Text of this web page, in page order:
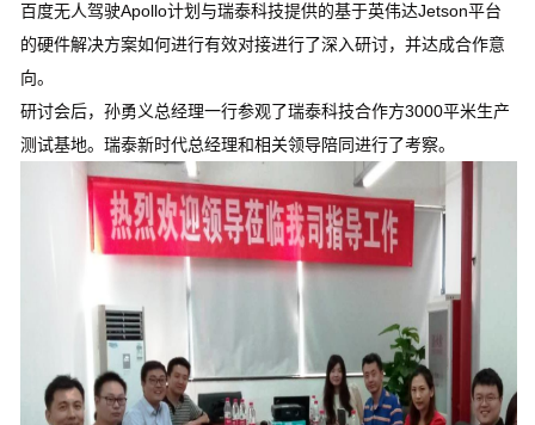
百度无人驾驶Apollo计划与瑞泰科技提供的基于英伟达Jetson平台
的硬件解决方案如何进行有效对接进行了深入研讨，并达成合作意
向。
研讨会后，孙勇义总经理一行参观了瑞泰科技合作方3000平米生产
测试基地。瑞泰新时代总经理和相关领导陪同进行了考察。